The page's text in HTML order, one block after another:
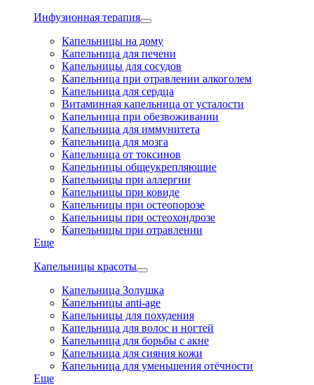
Инфузионная терапия
Капельницы на дому
Капельница для печени
Капельницы для сосудов
Капельница при отравлении алкоголем
Капельница для сердца
Витаминная капельница от усталости
Капельница при обезвоживании
Капельница для иммунитета
Капельница для мозга
Капельница от токсинов
Капельницы общеукрепляющие
Капельницы при аллергии
Капельницы при ковиде
Капельницы при остеопорозе
Капельницы при остеохондрозе
Капельницы при отравлении
Еще
Капельницы красоты
Капельница Золушка
Капельницы anti-age
Капельницы для похудения
Капельница для волос и ногтей
Капельница для борьбы с акне
Капельница для сияния кожи
Капельница для уменьшения отёчности
Еще